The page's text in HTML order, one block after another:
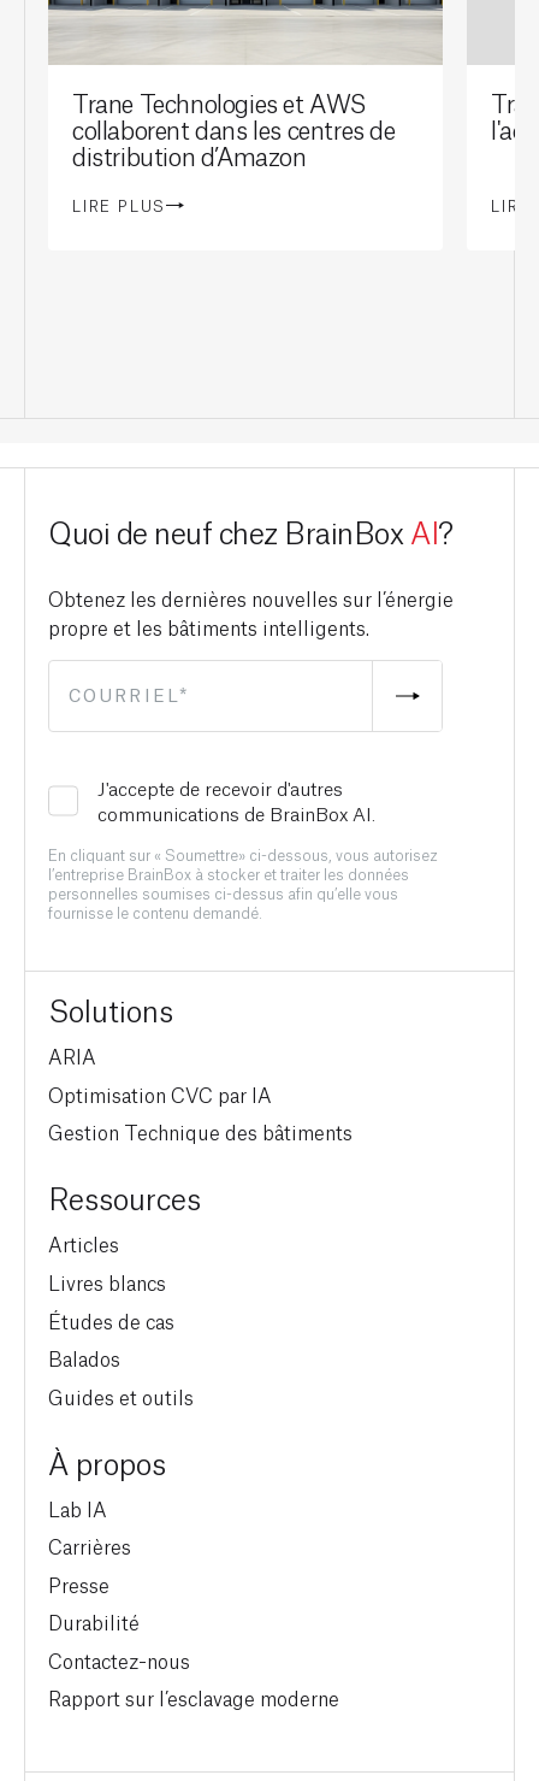
Trane Technologies et AWS
collaborent dans les centres de
distribution d’Amazon
LIRE PLUS LIRE
Quoi de neuf chez BrainBox AI?
Obtenez les dernières nouvelles sur l’énergie
propre et les bâtiments intelligents.
J'accepte de recevoir d'autres
communications de BrainBox AI.
En cliquant sur « Soumettre» ci-dessous, vous autorisez
l’entreprise BrainBox à stocker et traiter les données
personnelles soumises ci-dessus afin qu’elle vous
fournisse le contenu demandé.
Solutions
ARIA
Optimisation CVC par IA
Gestion Technique des bâtiments
Ressources
Articles
Livres blancs
Études de cas
Balados
Guides et outils
À propos
Lab IA
Carrières
Presse
Durabilité
Contactez-nous
Rapport sur l’esclavage moderne